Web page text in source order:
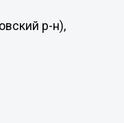
р-н),